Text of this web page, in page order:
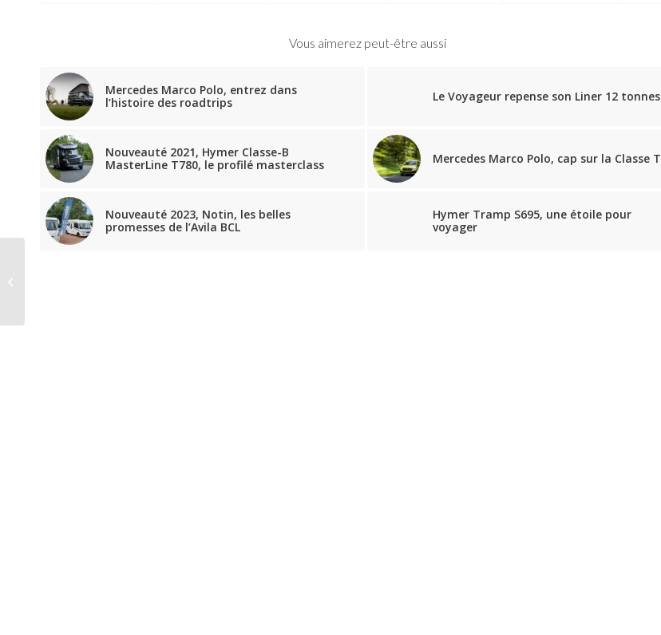
Vous aimerez peut-être aussi
Mercedes Marco Polo, entrez dans
l’histoire des roadtrips
Le Voyageur repense son Liner 12 tonnes
Nouveauté 2021, Hymer Classe-B
MasterLine T780, le profilé masterclass
Mercedes Marco Polo, cap sur la Classe T
Nouveauté 2023, Notin, les belles
promesses de l’Avila BCL
Hymer Tramp S695, une étoile pour
voyager